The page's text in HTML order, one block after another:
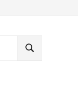
BUSCAR